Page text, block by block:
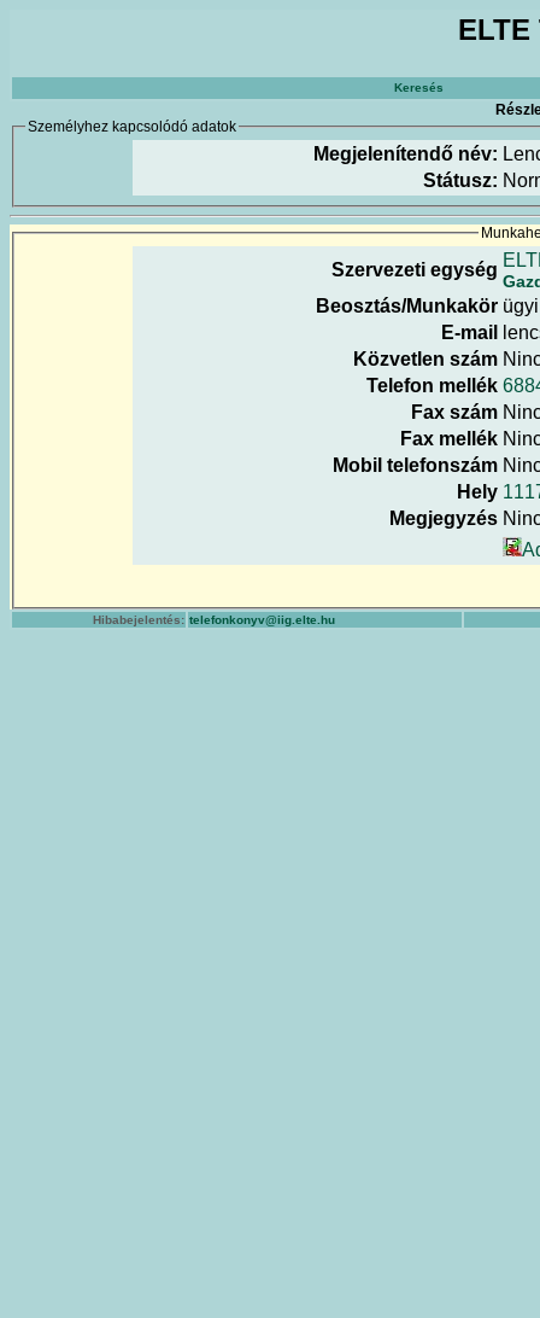
Keresés
Személyhez kapcsolódó adatok
Megjelenítendő név:
Státusz:
Szervezeti egység
Beosztás/Munkakör
E-mail
Közvetlen szám
Telefon mellék
Fax szám
Fax mellék
Mobil telefonszám
Hely
Megjegyzés
Hibabejelentés: telefonkonyv@iig.elte.hu